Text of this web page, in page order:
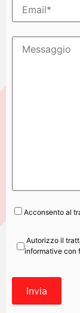
Acconsento al
Autorizzo il
informative con